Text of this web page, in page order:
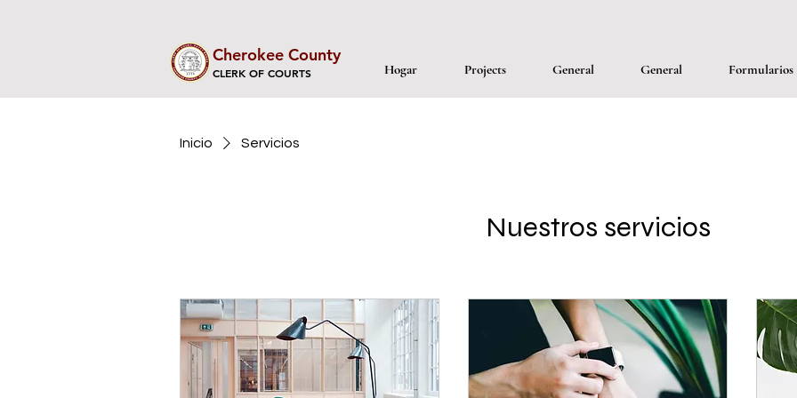
Cherokee County
CLERK OF COURTS Hogar Projects General General Formularios
Inicio Servicios
Nuestros servicios